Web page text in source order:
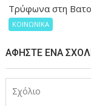
Τρύφωνα στη
ΚΟΙΝΩΝΙΚΑ
ΑΦΉΣΤΕ ΈΝΑ